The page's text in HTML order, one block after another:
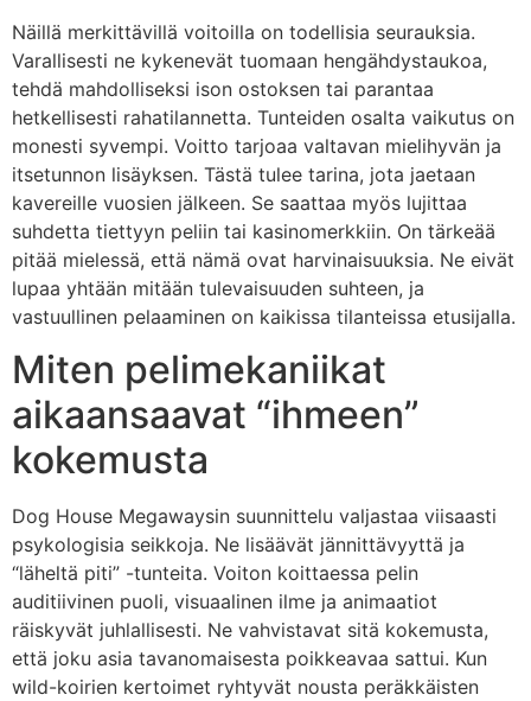
Näillä merkittävillä voitoilla on todellisia seurauksia.
Varallisesti ne kykenevät tuomaan hengähdystaukoa,
tehdä mahdolliseksi ison ostoksen tai parantaa
hetkellisesti rahatilannetta. Tunteiden osalta vaikutus on
monesti syvempi. Voitto tarjoaa valtavan mielihyvän ja
itsetunnon lisäyksen. Tästä tulee tarina, jota jaetaan
kavereille vuosien jälkeen. Se saattaa myös lujittaa
suhdetta tiettyyn peliin tai kasinomerkkiin. On tärkeää
pitää mielessä, että nämä ovat harvinaisuuksia. Ne eivät
lupaa yhtään mitään tulevaisuuden suhteen, ja
vastuullinen pelaaminen on kaikissa tilanteissa etusijalla.
Miten pelimekaniikat
aikaansaavat “ihmeen”
kokemusta
Dog House Megawaysin suunnittelu valjastaa viisaasti
psykologisia seikkoja. Ne lisäävät jännittävyyttä ja
“läheltä piti” -tunteita. Voiton koittaessa pelin
auditiivinen puoli, visuaalinen ilme ja animaatiot
räiskyvät juhlallisesti. Ne vahvistavat sitä kokemusta,
että joku asia tavanomaisesta poikkeavaa sattui. Kun
wild-koirien kertoimet ryhtyvät nousta peräkkäisten